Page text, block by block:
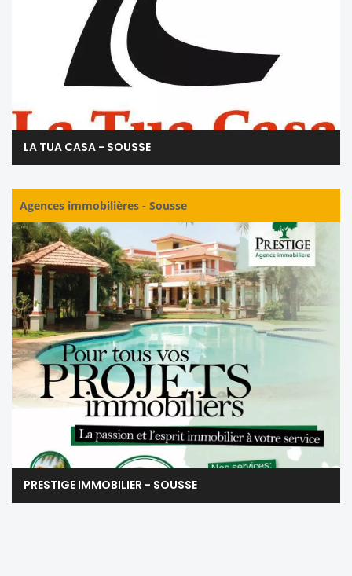
LA TUA CASA - SOUSSE
Agences immobilières - Sousse
PRESTIGE IMMOBILIER - SOUSSE